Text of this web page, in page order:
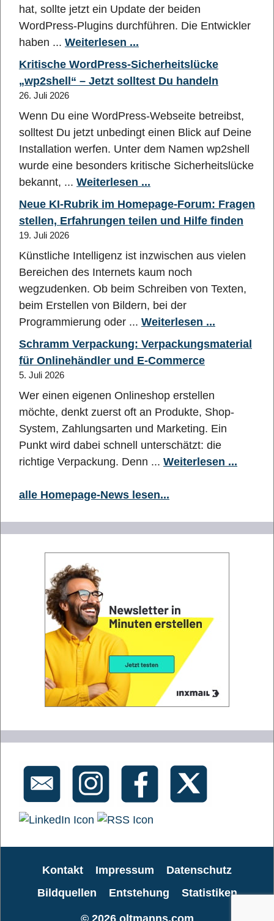
hat, sollte jetzt ein Update der beiden
WordPress-Plugins durchführen. Die Entwickler
haben ... Weiterlesen ...
Kritische WordPress-Sicherheitslücke
„wp2shell“ – Jetzt solltest Du handeln
26. Juli 2026
Wenn Du eine WordPress-Webseite betreibst,
solltest Du jetzt unbedingt einen Blick auf Deine
Installation werfen. Unter dem Namen wp2shell
wurde eine besonders kritische Sicherheitslücke
bekannt, ... Weiterlesen ...
Neue KI-Rubrik im Homepage-Forum: Fragen
stellen, Erfahrungen teilen und Hilfe finden
19. Juli 2026
Künstliche Intelligenz ist inzwischen aus vielen
Bereichen des Internets kaum noch
wegzudenken. Ob beim Schreiben von Texten,
beim Erstellen von Bildern, bei der
Programmierung oder ... Weiterlesen ...
Schramm Verpackung: Verpackungsmaterial
für Onlinehändler und E-Commerce
5. Juli 2026
Wer einen eigenen Onlineshop erstellen
möchte, denkt zuerst oft an Produkte, Shop-
System, Zahlungsarten und Marketing. Ein
Punkt wird dabei schnell unterschätzt: die
richtige Verpackung. Denn ... Weiterlesen ...
alle Homepage-News lesen...
Kontakt Impressum
Datenschutz
Bildquellen
Entstehung Statistiken